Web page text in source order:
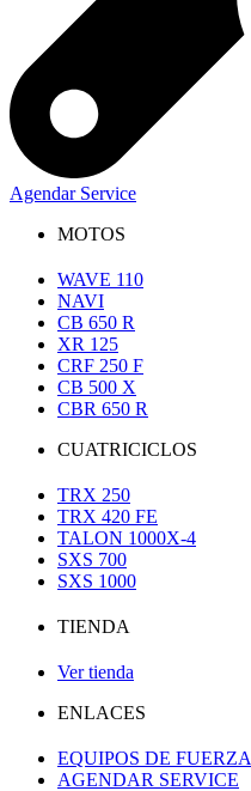
Agendar Service
MOTOS
WAVE 110
NAVI
CB 650 R
XR 125
CRF 250 F
CB 500 X
CBR 650 R
CUATRICICLOS
TRX 250
TRX 420 FE
TALON 1000X-4
SXS 700
SXS 1000
TIENDA
Ver tienda
ENLACES
EQUIPOS DE FUERZA
AGENDAR SERVICE